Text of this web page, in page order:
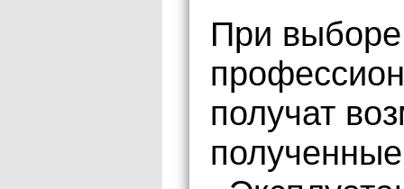
При выборе
получат